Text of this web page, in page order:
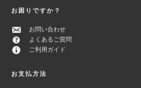
お困りですか？
お問い合わせ
よくあるご質問
ご利用ガイド
お支払方法